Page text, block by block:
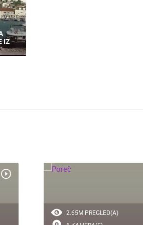
IZ
2.65M PREGLED(A)